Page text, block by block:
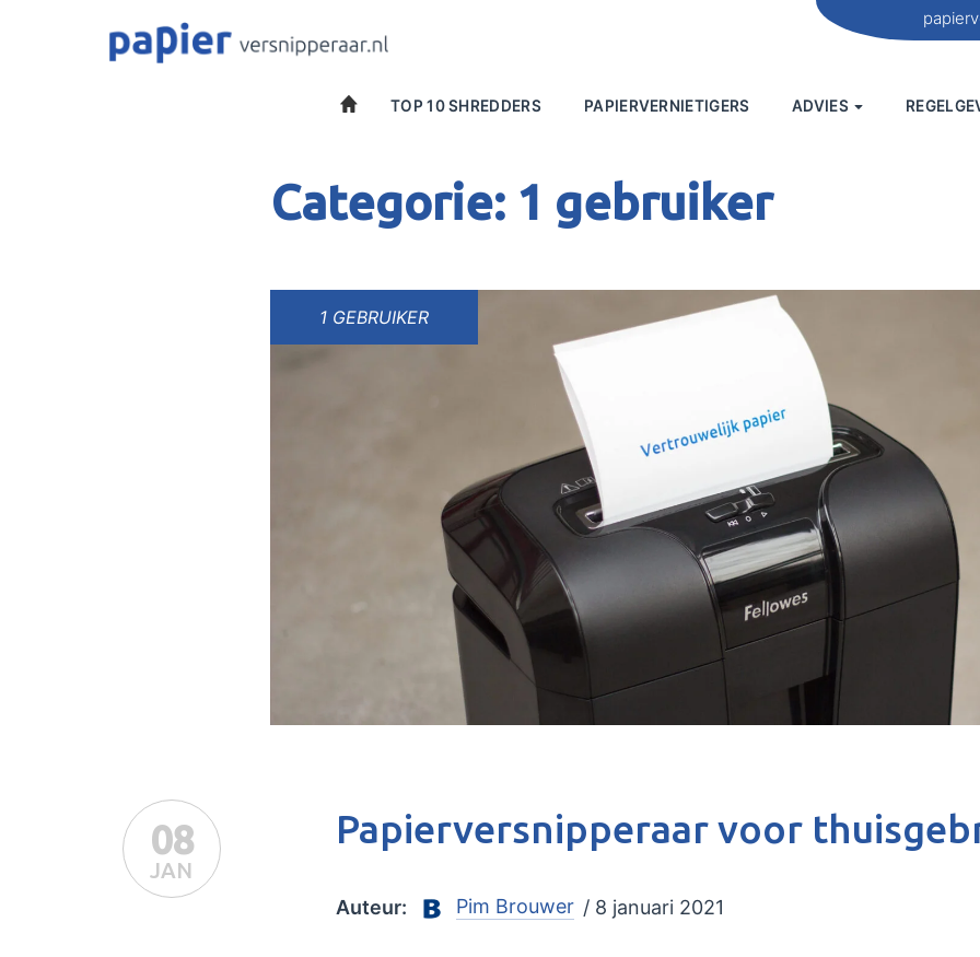
TOP 10 SHREDDERS PAPIERVERNIETIGERS ADVIES
Categorie: 1 gebruiker
1 GEBRUIKER
08
JAN
Papierversnipperaar voor
Auteur: Pim Brouwer / 8 januari 2021